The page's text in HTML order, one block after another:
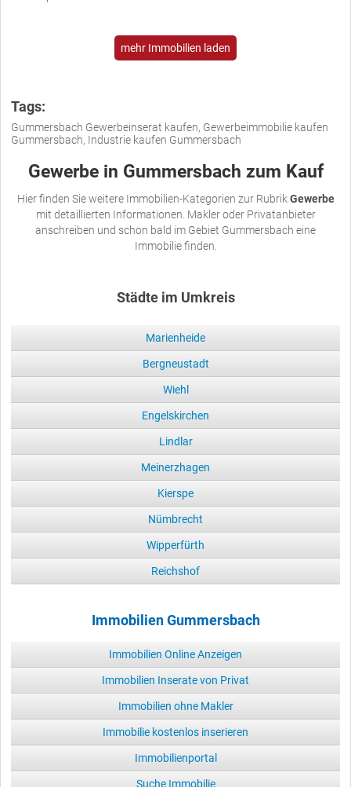
mehr Immobilien laden
Tags:
Gummersbach Gewerbeinserat kaufen, Gewerbeimmobilie kaufen
Gummersbach, Industrie kaufen Gummersbach
Gewerbe in Gummersbach zum Kauf
Hier finden Sie weitere Immobilien-Kategorien zur RubrikGewerbe
mit detaillierten Informationen. Makler oder Privatanbieter
anschreiben und schon bald im Gebiet Gummersbach eine
Immobilie finden.
Städte im Umkreis
Marienheide
Bergneustadt
Wiehl
Engelskirchen
Lindlar
Meinerzhagen
Kierspe
Nümbrecht
Wipperfürth
Reichshof
Immobilien Gummersbach
Immobilien Online Anzeigen
Immobilien Inserate von Privat
Immobilien ohne Makler
Immobilie kostenlos inserieren
Immobilienportal
Suche Immobilie